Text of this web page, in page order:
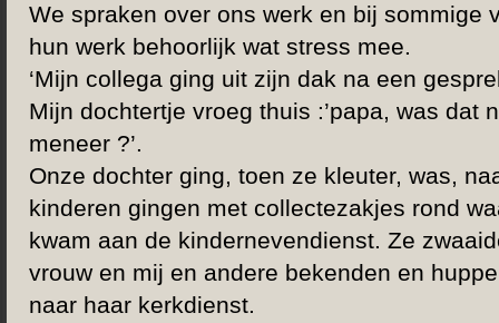
We spraken over ons werk en bij sommige
hun werk behoorlijk wat stress mee.
‘Mijn collega ging uit zijn dak na een
Mijn dochtertje vroeg thuis :’papa, was dat
meneer ?’.
Onze dochter ging, toen ze kleuter, was,
kinderen gingen met collectezakjes rond
kwam aan de kindernevendienst. Ze
vrouw en mij en andere bekenden en
naar haar kerkdienst.